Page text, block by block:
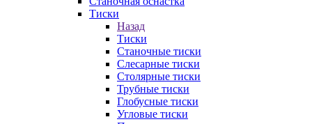
Тиски
Назад
Тиски
Станочные тиски
Слесарные тиски
Столярные тиски
Трубные тиски
Глобусные тиски
Угловые тиски